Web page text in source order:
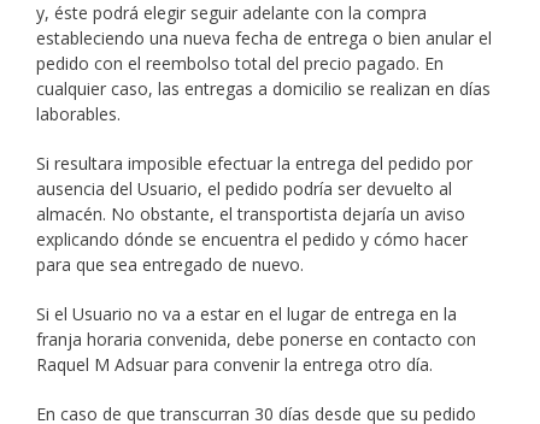
y, éste podrá elegir seguir adelante con la compra
estableciendo una nueva fecha de entrega o bien anular el
pedido con el reembolso total del precio pagado. En
cualquier caso, las entregas a domicilio se realizan en días
laborables.
Si resultara imposible efectuar la entrega del pedido por
ausencia del Usuario, el pedido podría ser devuelto al
almacén. No obstante, el transportista dejaría un aviso
explicando dónde se encuentra el pedido y cómo hacer
para que sea entregado de nuevo.
Si el Usuario no va a estar en el lugar de entrega en la
franja horaria convenida, debe ponerse en contacto con
Raquel M Adsuar para convenir la entrega otro día.
En caso de que transcurran 30 días desde que su pedido